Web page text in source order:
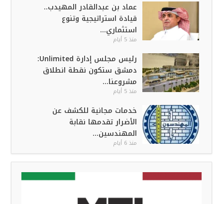
عماد بن عبدالقادر المهيدب..
قيادة استراتيجية وتنوع
استثماري...
منذ 5 أيام
رئيس مجلس إدارة Unlimited:
دمشق ستكون نقطة انطلاق
مشروعنا...
منذ 5 أيام
خدمات مجانية للكشف عن
الأضرار تقدمها نقابة
المهندسين...
منذ 6 أيام